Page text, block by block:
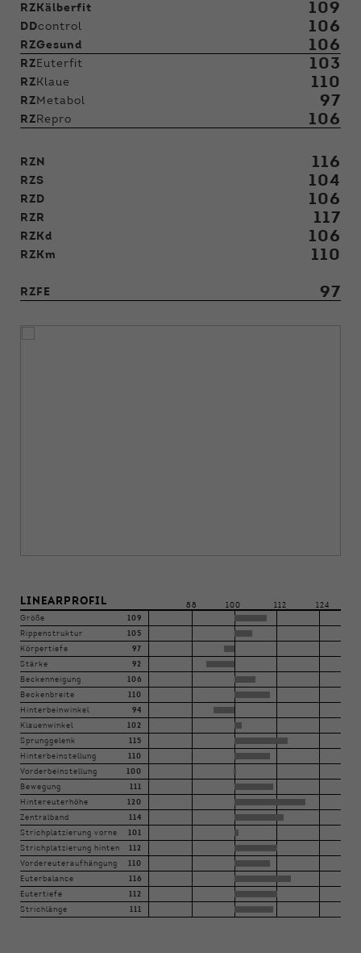
RZKälberfit 109
DDcontrol 106
RZGesund 106
RZEuterfit 103
RZKlaue 110
RZMetabol 97
RZRepro 106
RZN 116
RZS 104
RZD 106
RZR 117
RZKd 106
RZKm 110
RZFE 97
LINEARPROFIL 88 100 112
124
Größe
109
Rippenstruktur 105
Körpertiefe 97
Stärke 92
Beckenneigung 106
Beckenbreite 110
Hinterbeinwinkel 94
Klauenwinkel 102
Sprunggelenk 115
Hinterbeinstellung 110
Vorderbeinstellung 100
Bewegung 111
Hintereuterhöhe 120
Zentralband 114
Strichplatzierung vorne 101
Strichplatzierung hinten 112
Vordereuteraufhängung 110
Euterbalance 116
Eutertiefe 112
Strichlänge 111